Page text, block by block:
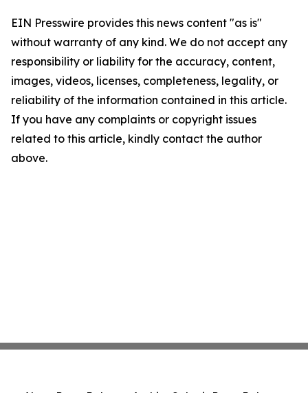
EIN Presswire provides this news content "as is"
without warranty of any kind. We do not accept any
responsibility or liability for the accuracy, content,
images, videos, licenses, completeness, legality, or
reliability of the information contained in this article.
If you have any complaints or copyright issues
related to this article, kindly contact the author
above.